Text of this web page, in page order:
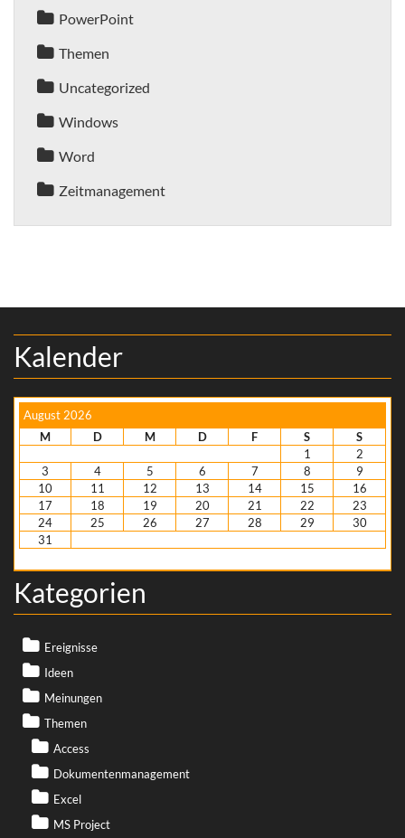
PowerPoint
Themen
Uncategorized
Windows
Word
Zeitmanagement
Kalender
August 2026
M
D M D F S
S
1
2
3
4 5 6 7 8
9
10
11 12 13 14 15
16
17
18 19 20 21 22
23
24
25 26 27 28 29
30
31
Kategorien
Ereignisse
Ideen
Meinungen
Themen
Access
Dokumentenmanagement
Excel
MS Project